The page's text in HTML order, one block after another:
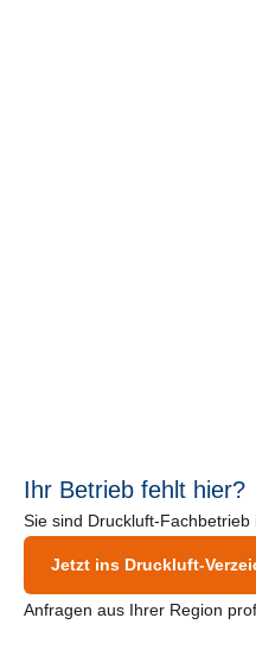
Ihr Betrieb fehlt hier?
Sie sind Druckluft-
Jetzt ins Druckluft-
Anfragen aus Ihrer Region